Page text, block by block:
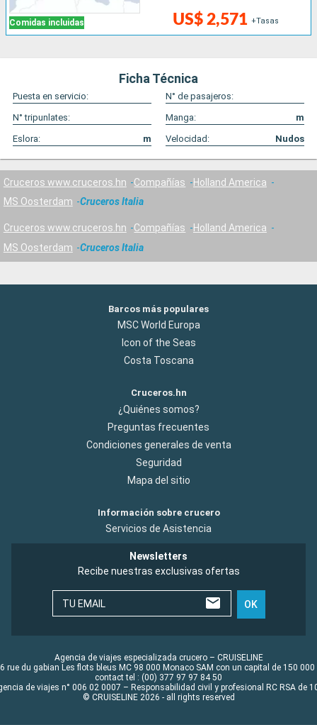
Comidas incluidas US$ 2,571 +Tasas
Ficha Técnica
Puesta en servicio:
N° de pasajeros:
N° tripunlates:
Manga:
m
Eslora:
m Velocidad: Nudos
Cruceros www.cruceros.hn Compañías
Holland America
MS Oosterdam
Cruceros Italia
Cruceros www.cruceros.hn Compañías
Holland America
MS Oosterdam
Cruceros Italia
Barcos más populares
MSC World Europa
Icon of the Seas
Costa Toscana
Cruceros.hn
¿Quiénes somos?
Preguntas frecuentes
Condiciones generales de venta
Seguridad
Mapa del sitio
Información sobre crucero
Servicios de Asistencia
Newsletters
Recibe nuestras exclusivas ofertas
TU EMAIL OK
Agencia de viajes especializada crucero – CRUISELINE
rue du gabian Les flots bleus MC 98 000 Monaco SAM con un capital de 150 000
contact tel : (00) 377 97 97 84 50
de viajes n° 006 02 0007 – Responsabilidad civil y profesional RC RSA de
© CRUISELINE 2026 - all rights reserved